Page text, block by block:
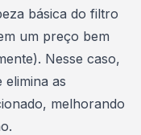
básica do filtro
um preço bem
Nesse caso,
elimina as
melhorando